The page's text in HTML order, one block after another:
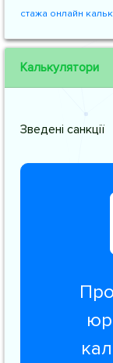
стажа онлайн
Калькулятори
Зведені санкції